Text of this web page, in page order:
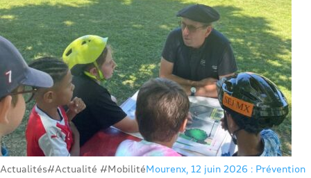
Actualités#Actualité #MobilitéMourenx, 12 juin 2026 : Prévention